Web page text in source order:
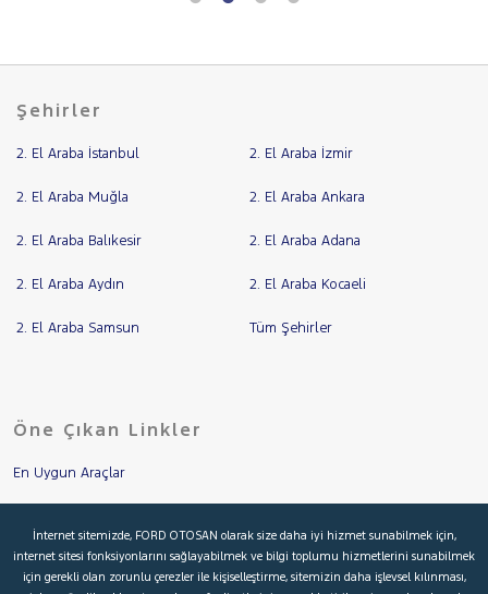
Şehirler
2. El Araba İstanbul 2. El Araba İzmir
2. El Araba Muğla 2. El Araba Ankara
2. El Araba Balıkesir 2. El Araba Adana
2. El Araba Aydın 2. El Araba Kocaeli
2. El Araba Samsun Tüm Şehirler
Öne Çıkan Linkler
En Uygun Araçlar
İkinci El Garanti
İnternet sitemizde, FORD OTOSAN olarak size daha iyi hizmet sunabilmek için,
internet sitesi fonksiyonlarını sağlayabilmek ve bilgi toplumu hizmetlerini sunabilmek
için gerekli olan zorunlu çerezler ile kişiselleştirme, sitemizin daha işlevsel kılınması,